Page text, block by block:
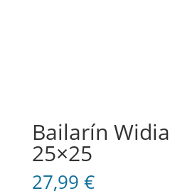
Bailarín
25×25
27,99 €